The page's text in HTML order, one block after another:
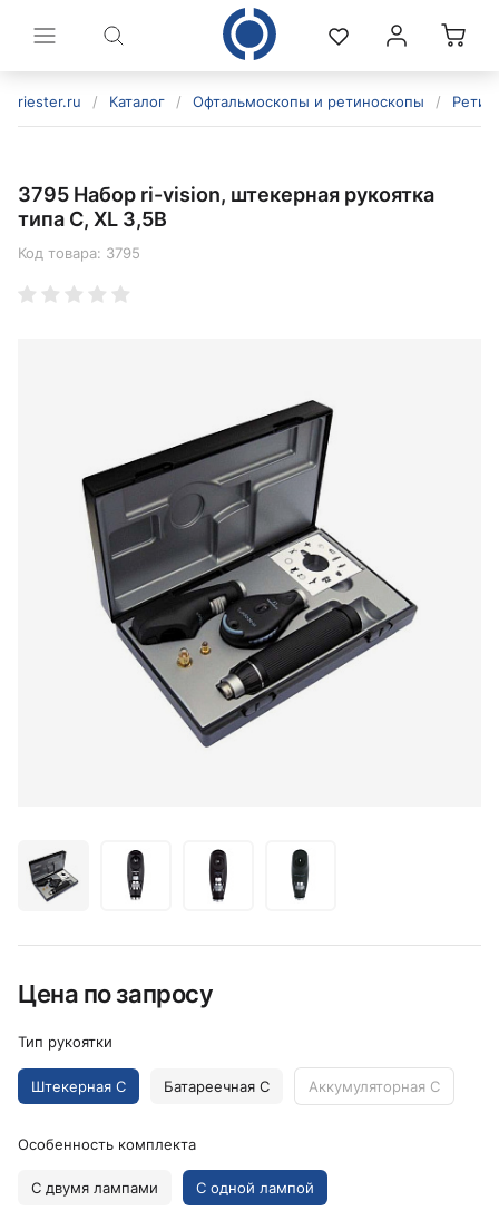
riester.ru / Каталог / Офтальмоскопы и ретиноскопы /
3795 Набор ri-vision, штекерная рукоятка
типа C, XL 3,5В
Код товара: 3795
Цена по запросу
Тип рукоятки
Штекерная C Батареечная C Аккумуляторная C
Особенность комплекта
С двумя лампами С одной лампой
политикой конфиденциальности